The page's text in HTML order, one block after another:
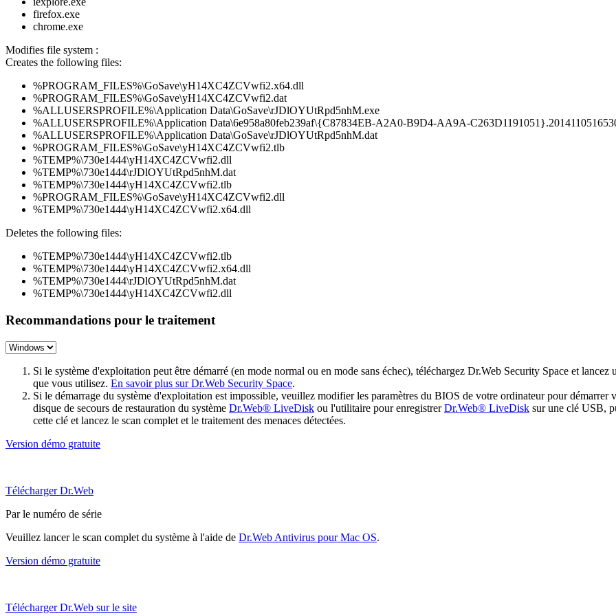
firefox.exe
chrome.exe
Modifies file system :
Creates the following files:
%PROGRAM_FILES%\GoSave\yH14XC4ZCVwfi2.x64.dll
%PROGRAM_FILES%\GoSave\yH14XC4ZCVwfi2.dat
%ALLUSERSPROFILE%\Application Data\GoSave\rJDlOYUtRpd5nhM.exe
%ALLUSERSPROFILE%\Application Data\6e958a80feb239af\{C87834EB-A2A0-B9D4-AA9A-
%ALLUSERSPROFILE%\Application Data\GoSave\rJDlOYUtRpd5nhM.dat
%PROGRAM_FILES%\GoSave\yH14XC4ZCVwfi2.tlb
%TEMP%\730e1444\yH14XC4ZCVwfi2.dll
%TEMP%\730e1444\rJDlOYUtRpd5nhM.dat
%TEMP%\730e1444\yH14XC4ZCVwfi2.tlb
%PROGRAM_FILES%\GoSave\yH14XC4ZCVwfi2.dll
%TEMP%\730e1444\yH14XC4ZCVwfi2.x64.dll
Deletes the following files:
%TEMP%\730e1444\yH14XC4ZCVwfi2.tlb
%TEMP%\730e1444\yH14XC4ZCVwfi2.x64.dll
%TEMP%\730e1444\rJDlOYUtRpd5nhM.dat
%TEMP%\730e1444\yH14XC4ZCVwfi2.dll
Recommandations pour le traitement
Si le système d'exploitation peut être démarré (en mode normal ou en mode sans échec), téléchargez Dr.Web Security Space et
que vous utilisez. En savoir plus sur Dr.Web Security Space.
Si le démarrage du système d'exploitation est impossible, veuillez modifier les paramètres du BIOS de votre ordinateur pour
disque de secours de restauration du système Dr.Web® LiveDisk ou l'utilitaire pour enregistrerDr.Web® LiveDisk sur une clé USB,
cette clé et lancez le scan complet et le traitement des menaces détectées.
Version démo gratuite
Télécharger Dr.Web
Par le numéro de série
Veuillez lancer le scan complet du système à l'aide de Dr.Web Antivirus pour Mac OS.
Version démo gratuite
Télécharger Dr.Web sur le site